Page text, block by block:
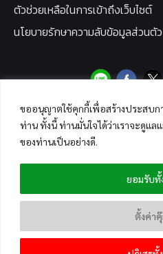
ขออนุญาตใช้คุกกี้เพื่อสร้างประสบ
ท่าน ทั้งนี้ ท่านมั่นใจได้ว่าเราจะดูแ
ของท่านเป็นอย่างดี.
ตั้งค่า
ยอมรับทั้
ตัวช่วยเหลือในการเข้าถึงเว็บไซต์
นโยบายรักษาความลับข้อมูลส่วนตัว